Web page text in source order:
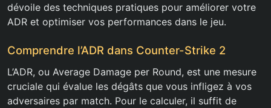
dévoile des techniques pratiques pour améliorer votre
ADR et optimiser vos performances dans le jeu.
Comprendre l’ADR dans Counter-Strike 2
L’ADR, ou Average Damage per Round, est une mesure
cruciale qui évalue les dégâts que vous infligez à vos
adversaires par match. Pour le calculer, il suffit de